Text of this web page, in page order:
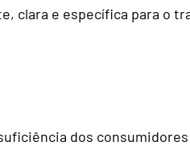
clara e específica para o
dos